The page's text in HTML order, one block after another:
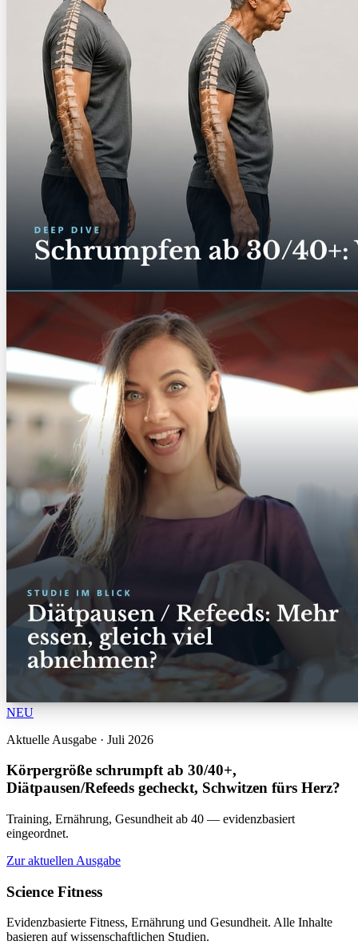
NEU
Aktuelle Ausgabe · Juli 2026
Körpergröße schrumpft ab 30/40+,
Diätpausen/Refeeds gecheckt, Schwitzen fürs Herz?
Training, Ernährung, Gesundheit ab 40 — evidenzbasiert
eingeordnet.
Zur aktuellen Ausgabe
Science Fitness
Evidenzbasierte Fitness, Ernährung und Gesundheit. Alle Inhalte
basieren auf wissenschaftlichen Studien.